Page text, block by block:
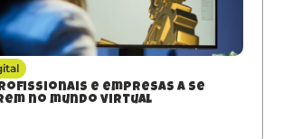
e empresas a se
no mundo virtual